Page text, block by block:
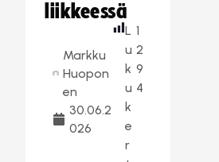
liikkeessä
Markku
Huopon
en
30.06.2
026
L
u
k
u
k
e
r
1
2
9
4